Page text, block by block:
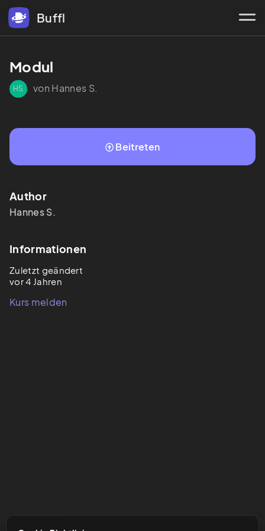
Buffl
Modul
HS von Hannes S.
Beitreten
Author
HannesS.
Informationen
Zuletzt geändert
vor 4 Jahren
Kurs melden